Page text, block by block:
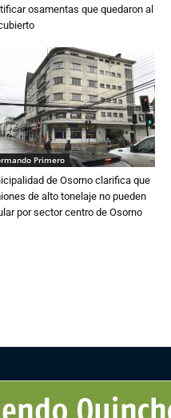
osamentas que quedaron al
Primero
de Osorno clarifica que
de alto tonelaje no pueden
por sector centro de Osorno